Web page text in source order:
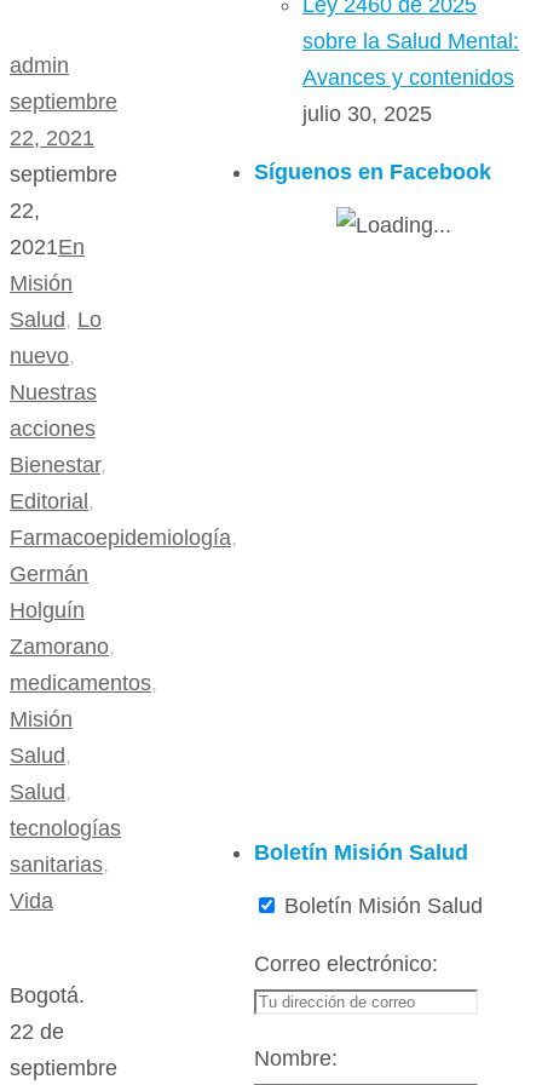
admin
septiembre
22, 2021
septiembre
22,
2021En
Misión
Salud , Lo
nuevo,
Nuestras
acciones
Bienestar,
Editorial ,
Farmacoepidemiología,
Germán
Holguín
Zamorano,
medicamentos,
Misión
Salud ,
Salud ,
tecnologías
sanitarias,
Vida
Bogotá.
22 de
septiembre
Ley 2460 de 2025
sobre la Salud Mental:
Avances y contenidos
julio 30, 2025
Síguenos en Facebook
Boletín Misión Salud
Boletín Misión Salud
Correo electrónico:
Nombre: